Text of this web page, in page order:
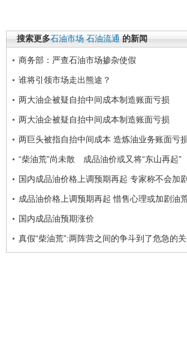
搜索更多石油市场 石油流通 的新闻
商务部：严查石油市场掺杂使假
谁将引领市场走出熊途？
两大油企被疑自抬中间成本制造账面亏损
两大油企被疑自抬中间成本制造账面亏损
两巨头被指自抬中间成本 造炼油业务账面亏
“柴油荒”尚未散 成品油价或又将“东山再起”
国内成品油价格上调预期再起 专家称不会加
成品油价格上调预期再起 惜售心理或加剧油
国内成品油预期涨价
真假“柴油荒”:两阵营之间的争斗到了危急的